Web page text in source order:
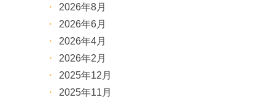
2026年8月
2026年6月
2026年4月
2026年2月
2025年12月
2025年11月